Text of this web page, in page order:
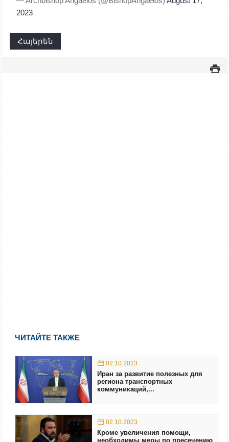
2023
Հայերեն
ЧИТАЙТЕ ТАКЖЕ
02.10.2023
Иран за развитие полезных для
региона транспортных
коммуникаций,...
02.10.2023
Кроме увеличения помощи,
необходимы меры по пресечению